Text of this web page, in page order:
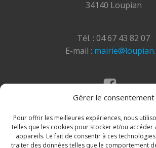
Gérer le consentement
Pour offrir les meilleures expériences, nous
telles que les cookies pour stocker et/ou accéder
appareils. Le fait de consentir à ces
traiter des données telles que le comportement
34140 Loupian
Tél. : 04 67 43 82 07
E-mail :